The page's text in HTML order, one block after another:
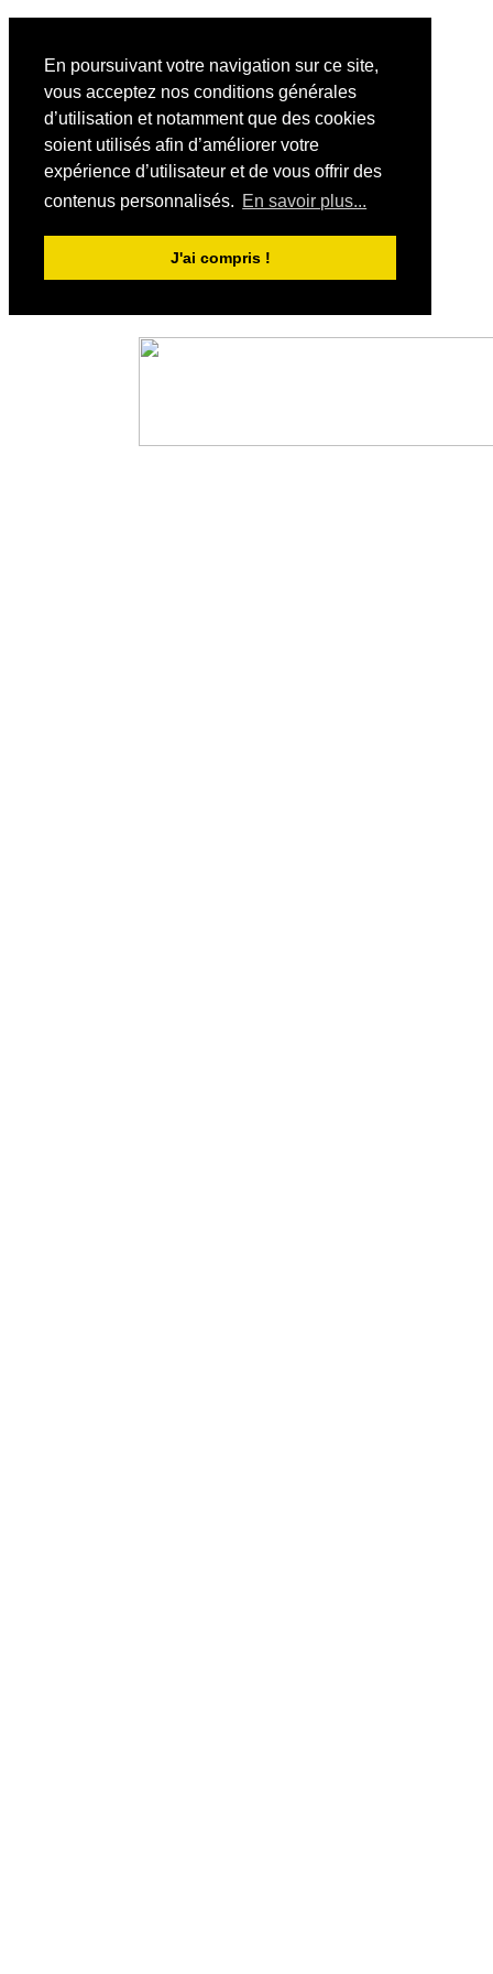
En poursuivant votre navigation sur ce site,
vous acceptez nos conditions générales
d’utilisation et notamment que des cookies
soient utilisés afin d’améliorer votre
expérience d’utilisateur et de vous offrir des
contenus personnalisés. En savoir plus...
J'ai compris !